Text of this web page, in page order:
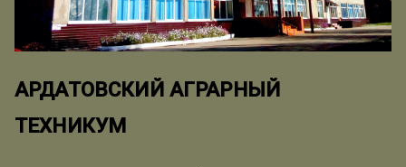
АРДАТОВСКИЙ АГРАРНЫЙ
ТЕХНИКУМ